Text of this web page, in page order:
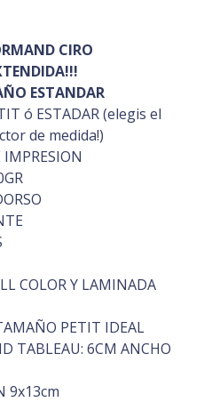
CIRO
ESTANDAR
ó ESTADAR (elegis el
de medida!)
IMPRESION
COLOR Y LAMINADA
PETIT IDEAL
TABLEAU: 6CM ANCHO
9x13cm